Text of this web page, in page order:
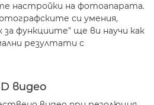
настройки на фотоапарата.
си умения,
функциите" ще ви научи как
резултати с
видео